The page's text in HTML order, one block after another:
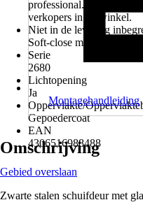
professional. Informeer
verkopers in de winkel.
Niet in de levering
Soft-close mechanisme
Serie
2680
Lichtopening
Ja
Oppervlakte/
Gepoedercoat
EAN
4306516988488
Montagehandleiding
Omschrijving
Gebied overslaan
Zwarte stalen schuifdeur met